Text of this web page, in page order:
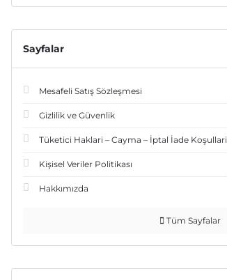
Sayfalar
Mesafeli Satış Sözleşmesi
Gizlilik ve Güvenlik
Tüketici Haklari – Cayma – İptal İade Koşullari
Kişisel Veriler Politikası
Hakkımızda
Tüm Sayfalar